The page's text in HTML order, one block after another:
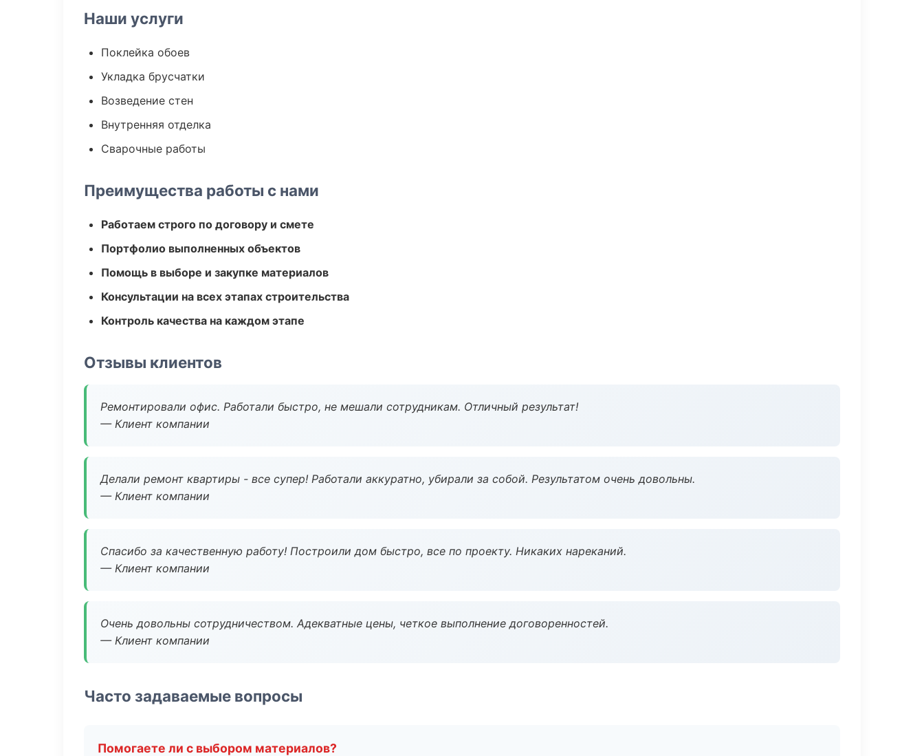
Наши услуги
Поклейка обоев
Укладка брусчатки
Возведение стен
Внутренняя отделка
Сварочные работы
Преимущества работы с нами
Работаем строго по договору и смете
Портфолио выполненных объектов
Помощь в выборе и закупке материалов
Консультации на всех этапах строительства
Контроль качества на каждом этапе
Отзывы клиентов
Ремонтировали офис. Работали быстро, не мешали сотрудникам. Отличный результат!
— Клиент компании
Делали ремонт квартиры - все супер! Работали аккуратно, убирали за собой. Результатом очень довольны.
— Клиент компании
Спасибо за качественную работу! Построили дом быстро, все по проекту. Никаких нареканий.
— Клиент компании
Очень довольны сотрудничеством. Адекватные цены, четкое выполнение договоренностей.
— Клиент компании
Часто задаваемые вопросы
Помогаете ли с выбором материалов?